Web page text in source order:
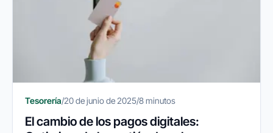
Tesorería/20 de junio de 2025/8 minutos
El cambio de los pagos digitales: